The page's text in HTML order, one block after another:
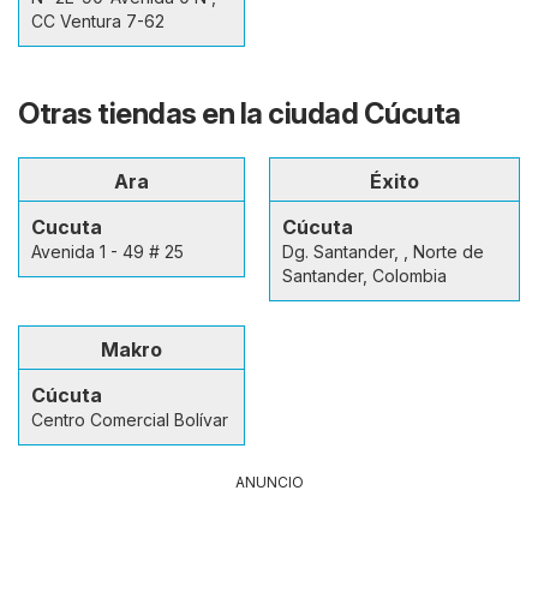
CC Ventura 7-62
Otras tiendas en la ciudad Cúcuta
Ara
Cucuta
Avenida 1 - 49 # 25
Éxito
Cúcuta
Dg. Santander, , Norte de
Santander, Colombia
Makro
Cúcuta
Centro Comercial Bolívar
ANUNCIO